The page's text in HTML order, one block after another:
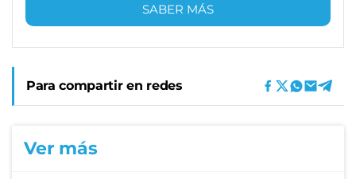
SABER MÁS
Para compartir en redes
Ver más